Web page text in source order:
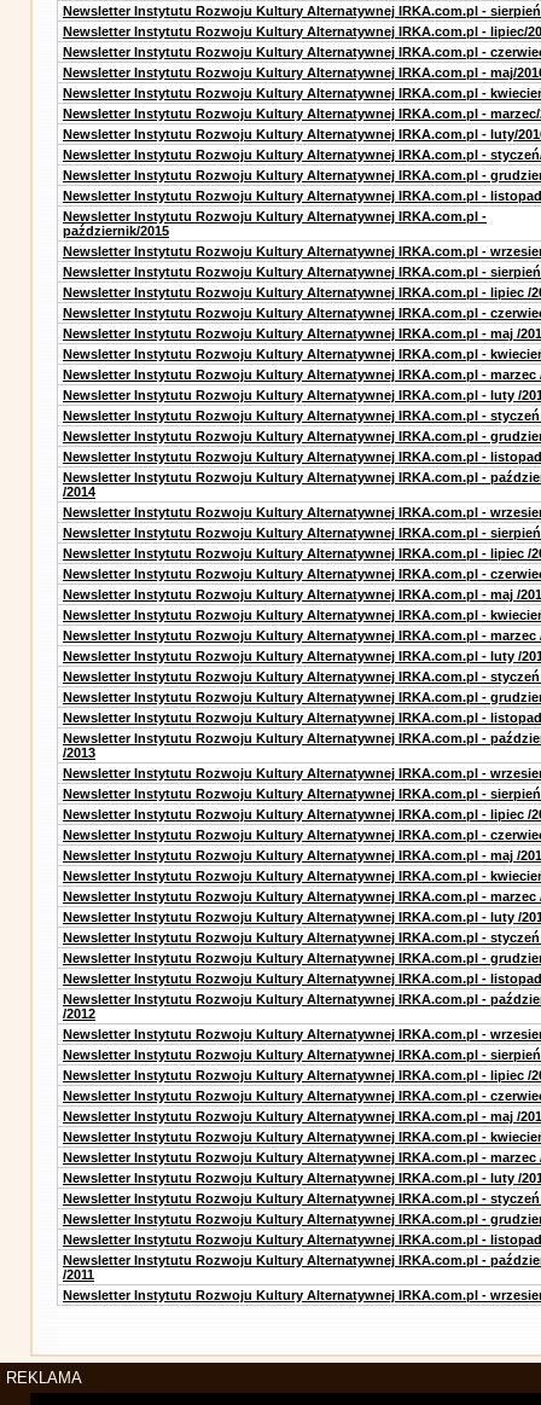
Newsletter Instytutu Rozwoju Kultury Alternatywnej IRKA.com.pl -
Newsletter Instytutu Rozwoju Kultury Alternatywnej IRKA.com.pl - lipiec/
Newsletter Instytutu Rozwoju Kultury Alternatywnej IRKA.com.pl -
Newsletter Instytutu Rozwoju Kultury Alternatywnej IRKA.com.pl - maj/
Newsletter Instytutu Rozwoju Kultury Alternatywnej IRKA.com.pl -
Newsletter Instytutu Rozwoju Kultury Alternatywnej IRKA.com.pl - marzec/
Newsletter Instytutu Rozwoju Kultury Alternatywnej IRKA.com.pl - luty/
Newsletter Instytutu Rozwoju Kultury Alternatywnej IRKA.com.pl -
Newsletter Instytutu Rozwoju Kultury Alternatywnej IRKA.com.pl -
Newsletter Instytutu Rozwoju Kultury Alternatywnej IRKA.com.pl -
Newsletter Instytutu Rozwoju Kultury Alternatywnej IRKA.com.pl -
październik/2015
Newsletter Instytutu Rozwoju Kultury Alternatywnej IRKA.com.pl -
Newsletter Instytutu Rozwoju Kultury Alternatywnej IRKA.com.pl -
Newsletter Instytutu Rozwoju Kultury Alternatywnej IRKA.com.pl - lipiec /
Newsletter Instytutu Rozwoju Kultury Alternatywnej IRKA.com.pl -
Newsletter Instytutu Rozwoju Kultury Alternatywnej IRKA.com.pl - maj /
Newsletter Instytutu Rozwoju Kultury Alternatywnej IRKA.com.pl -
Newsletter Instytutu Rozwoju Kultury Alternatywnej IRKA.com.pl - marzec
Newsletter Instytutu Rozwoju Kultury Alternatywnej IRKA.com.pl - luty /
Newsletter Instytutu Rozwoju Kultury Alternatywnej IRKA.com.pl - styczeń
Newsletter Instytutu Rozwoju Kultury Alternatywnej IRKA.com.pl -
Newsletter Instytutu Rozwoju Kultury Alternatywnej IRKA.com.pl - listopad
Newsletter Instytutu Rozwoju Kultury Alternatywnej IRKA.com.pl -
/2014
Newsletter Instytutu Rozwoju Kultury Alternatywnej IRKA.com.pl -
Newsletter Instytutu Rozwoju Kultury Alternatywnej IRKA.com.pl - sierpień
Newsletter Instytutu Rozwoju Kultury Alternatywnej IRKA.com.pl - lipiec /
Newsletter Instytutu Rozwoju Kultury Alternatywnej IRKA.com.pl -
Newsletter Instytutu Rozwoju Kultury Alternatywnej IRKA.com.pl - maj /
Newsletter Instytutu Rozwoju Kultury Alternatywnej IRKA.com.pl -
Newsletter Instytutu Rozwoju Kultury Alternatywnej IRKA.com.pl - marzec
Newsletter Instytutu Rozwoju Kultury Alternatywnej IRKA.com.pl - luty /
Newsletter Instytutu Rozwoju Kultury Alternatywnej IRKA.com.pl - styczeń
Newsletter Instytutu Rozwoju Kultury Alternatywnej IRKA.com.pl -
Newsletter Instytutu Rozwoju Kultury Alternatywnej IRKA.com.pl - listopad
Newsletter Instytutu Rozwoju Kultury Alternatywnej IRKA.com.pl -
/2013
Newsletter Instytutu Rozwoju Kultury Alternatywnej IRKA.com.pl -
Newsletter Instytutu Rozwoju Kultury Alternatywnej IRKA.com.pl - sierpień
Newsletter Instytutu Rozwoju Kultury Alternatywnej IRKA.com.pl - lipiec /
Newsletter Instytutu Rozwoju Kultury Alternatywnej IRKA.com.pl -
Newsletter Instytutu Rozwoju Kultury Alternatywnej IRKA.com.pl - maj /
Newsletter Instytutu Rozwoju Kultury Alternatywnej IRKA.com.pl -
Newsletter Instytutu Rozwoju Kultury Alternatywnej IRKA.com.pl - marzec
Newsletter Instytutu Rozwoju Kultury Alternatywnej IRKA.com.pl - luty /
Newsletter Instytutu Rozwoju Kultury Alternatywnej IRKA.com.pl - styczeń
Newsletter Instytutu Rozwoju Kultury Alternatywnej IRKA.com.pl -
Newsletter Instytutu Rozwoju Kultury Alternatywnej IRKA.com.pl - listopad
Newsletter Instytutu Rozwoju Kultury Alternatywnej IRKA.com.pl -
/2012
Newsletter Instytutu Rozwoju Kultury Alternatywnej IRKA.com.pl -
Newsletter Instytutu Rozwoju Kultury Alternatywnej IRKA.com.pl - sierpień
Newsletter Instytutu Rozwoju Kultury Alternatywnej IRKA.com.pl - lipiec /
Newsletter Instytutu Rozwoju Kultury Alternatywnej IRKA.com.pl -
Newsletter Instytutu Rozwoju Kultury Alternatywnej IRKA.com.pl - maj /
Newsletter Instytutu Rozwoju Kultury Alternatywnej IRKA.com.pl -
Newsletter Instytutu Rozwoju Kultury Alternatywnej IRKA.com.pl - marzec
Newsletter Instytutu Rozwoju Kultury Alternatywnej IRKA.com.pl - luty /
Newsletter Instytutu Rozwoju Kultury Alternatywnej IRKA.com.pl - styczeń
Newsletter Instytutu Rozwoju Kultury Alternatywnej IRKA.com.pl -
Newsletter Instytutu Rozwoju Kultury Alternatywnej IRKA.com.pl - listopad
Newsletter Instytutu Rozwoju Kultury Alternatywnej IRKA.com.pl -
/2011
Newsletter Instytutu Rozwoju Kultury Alternatywnej IRKA.com.pl -
REKLAMA